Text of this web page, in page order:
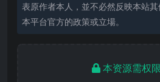
表原作者本人，並不必然反映本站
本平台官方的政策或立場。
本资源需权